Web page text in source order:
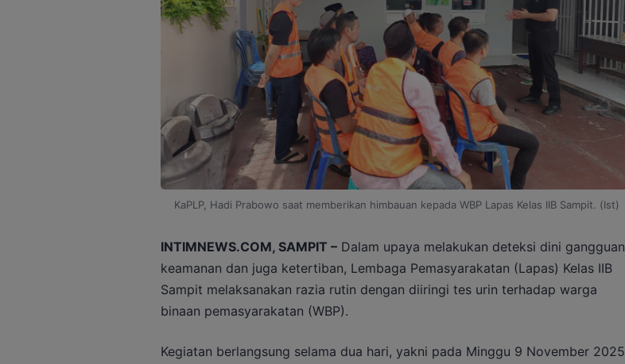
KaPLP, Hadi Prabowo saat memberikan himbauan kepada WBP Lapas Kelas IIB Sampit. (Ist)
INTIMNEWS.COM, SAMPIT –Dalam upaya melakukan deteksi dini gangguan
keamanan dan juga ketertiban, Lembaga Pemasyarakatan (Lapas) Kelas IIB
Sampit melaksanakan razia rutin dengan diiringi tes urin terhadap warga
binaan pemasyarakatan (WBP).
Kegiatan berlangsung selama dua hari, yakni pada Minggu 9 November 2025